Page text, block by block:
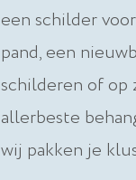
een schilder
pand, een
schilderen of op
allerbeste
wij pakken je